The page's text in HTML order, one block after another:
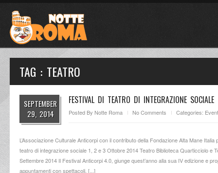
TAG : TEATRO
SEPTEMBER
29, 2014
FESTIVAL DI TEATRO DI INTEGRAZIONE SOCIALE
Posted By Notte Roma No Comments Categories:
L’Associazione Culturale Anticorpi con il contributo della Fondazione Alta Mane
teatro di integrazione sociale 1, 2 e 3 Ottobre 2014 Teatro Biblioteca Quarticciolo e
Settembre 2014 Il Festival Anticorpi 4.0, giunge quest’anno alla sua IV edizione e
appuntamenti con spettacoli, [...]